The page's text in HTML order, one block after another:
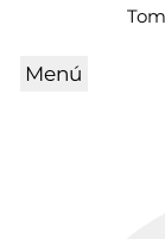
Menú